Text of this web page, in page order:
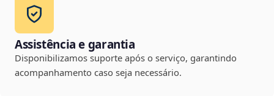
Assistência e garantia
Disponibilizamos suporte após o serviço, garantindo
acompanhamento caso seja necessário.